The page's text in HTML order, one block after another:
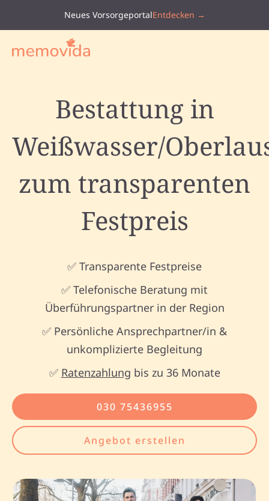
Neues VorsorgeportalEntdecken →
Bestattung in
Weißwasser/
zum transparenten
Festpreis
✅ Transparente Festpreise
✅ Telefonische Beratung mit
Überführungspartner in der Region
✅ Persönliche Ansprechpartner/in &
unkomplizierte Begleitung
✅ Ratenzahlung bis zu 36 Monate
030 75436955
Angebot erstellen